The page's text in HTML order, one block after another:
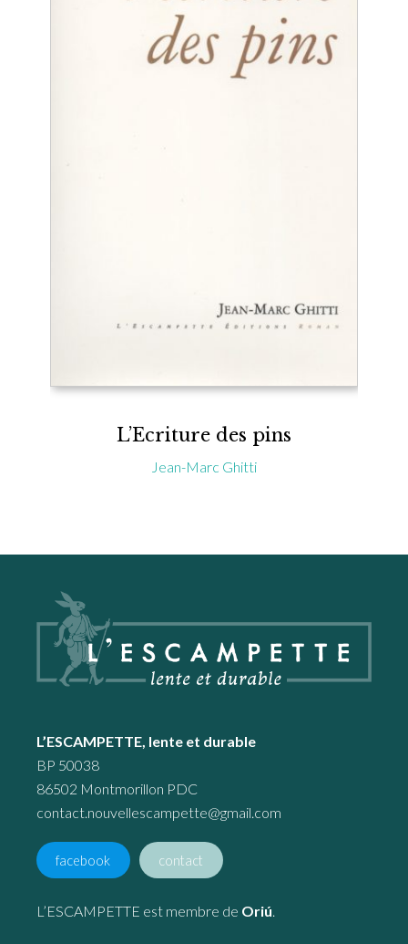
L’Ecriture des pins
Jean-Marc Ghitti
L’ESCAMPETTE, lente et durable
BP 50038
86502 Montmorillon PDC
contact.nouvellescampette@gmail.com
facebook contact
L’ESCAMPETTE est membre de Oriú